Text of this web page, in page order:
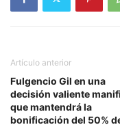
Artículo anterior
Fulgencio Gil en una
decisión valiente
que mantendrá la
bonificación del 50%